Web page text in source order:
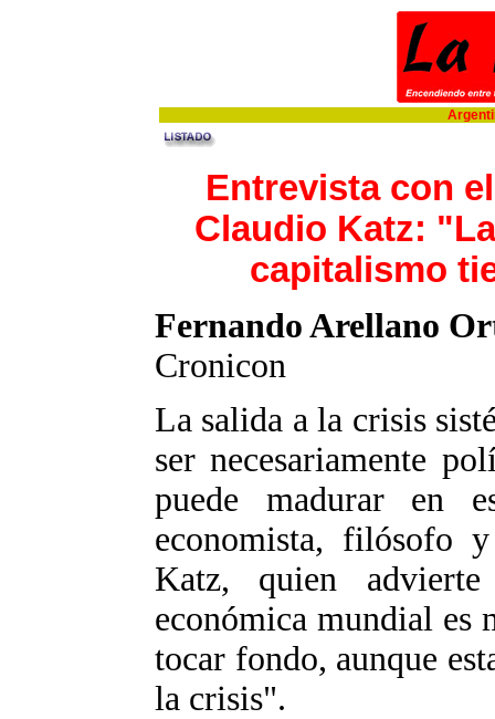
Entrevista con
Claudio Katz:
capitalismo
Fernando Arellano
Cronicon
La salida a la crisis
ser necesariamente
puede madurar en
economista, filósofo
Katz, quien
económica mundial es
tocar fondo, aunque
la crisis".